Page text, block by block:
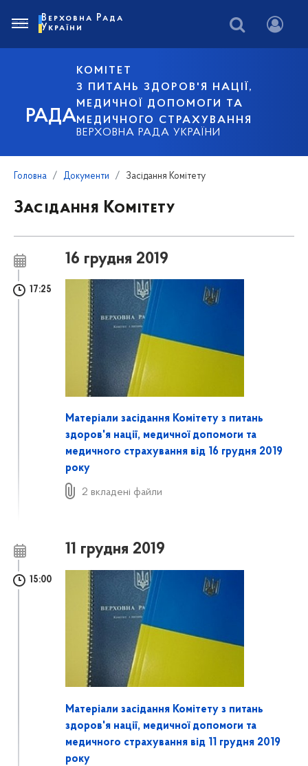
РАДА
КОМІТЕТ
З ПИТАНЬ ЗДОРОВ'Я НАЦІЇ,
МЕДИЧНОЇ ДОПОМОГИ ТА
МЕДИЧНОГО СТРАХУВАННЯ
ВЕРХОВНА РАДА УКРАЇНИ
Верховна Рада
України
Головна Документи Засідання Комітету
Засідання Комітету
16 грудня 2019
17:25
Матеріали засідання Комітету з питань
здоров'я нації, медичної допомоги та
медичного страхування від 16 грудня 2019
року
2 вкладені файли
11 грудня 2019
15:00
Матеріали засідання Комітету з питань
здоров'я нації, медичної допомоги та
медичного страхування від 11 грудня 2019
року